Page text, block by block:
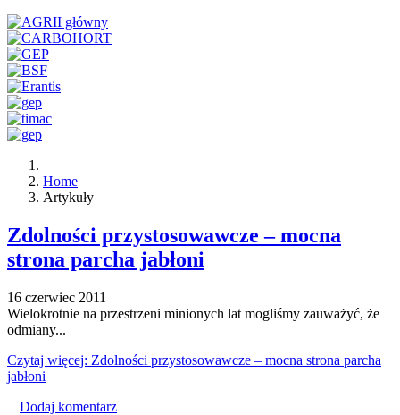
Home
Artykuły
Zdolności przystosowawcze – mocna
strona parcha jabłoni
16 czerwiec 2011
Wielokrotnie na przestrzeni minionych lat mogliśmy zauważyć, że
odmiany...
Czytaj więcej: Zdolności przystosowawcze – mocna strona parcha
jabłoni
Dodaj komentarz